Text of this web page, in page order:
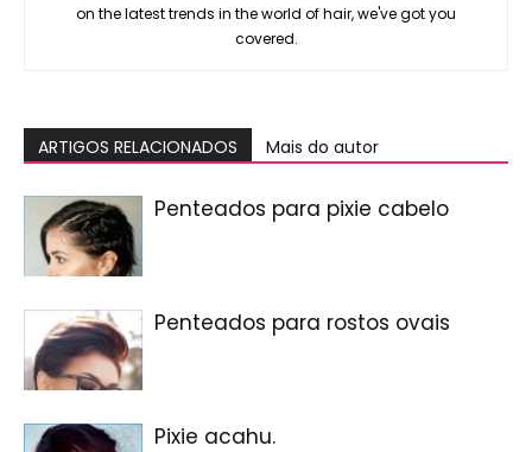
on the latest trends in the world of hair, we've got you
covered.
ARTIGOS RELACIONADOS Mais do autor
Penteados para pixie cabelo
Penteados para rostos ovais
Pixie acahu.